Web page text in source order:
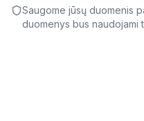
Saugome jūsų duomenis
duomenys bus naudojami